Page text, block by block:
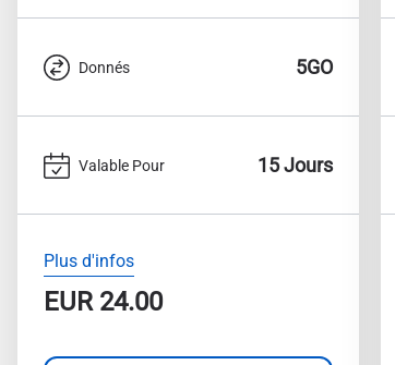
Donnés 5GO
Valable Pour 15 Jours
Plus d'infos
EUR24.00